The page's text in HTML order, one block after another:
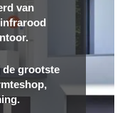
van
grootste